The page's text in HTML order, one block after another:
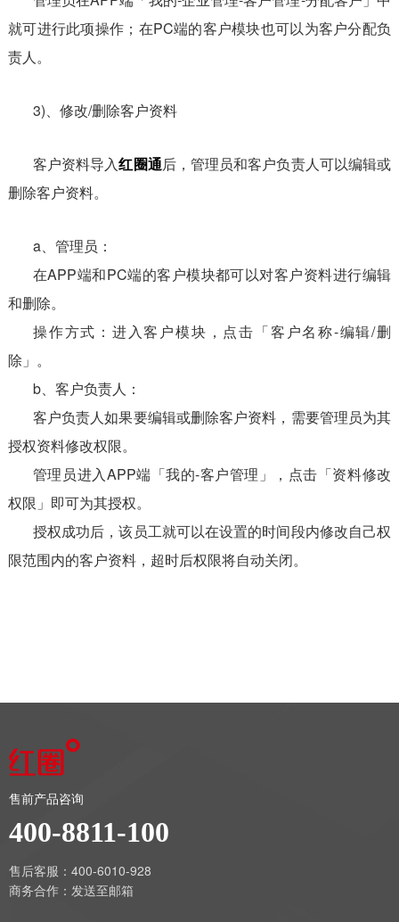
就可进行此项操作；在PC端的客户模块也可以为客户分配负
责人。
3)、修改/删除客户资料
客户资料导入红圈通后，管理员和客户负责人可以编辑或
删除客户资料。
a、管理员：
在APP端和PC端的客户模块都可以对客户资料进行编辑
和删除。
操作方式：进入客户模块，点击「客户名称-编辑/删
除」。
b、客户负责人：
客户负责人如果要编辑或删除客户资料，需要管理员为其
授权资料修改权限。
管理员进入APP端「我的-客户管理」，点击「资料修改
权限」即可为其授权。
授权成功后，该员工就可以在设置的时间段内修改自己权
限范围内的客户资料，超时后权限将自动关闭。
售前产品咨询
400-8811-100
售后客服：400-6010-928
商务合作： 发送至邮箱